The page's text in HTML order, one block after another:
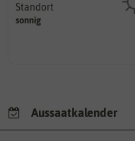
Standort
sonnig
Pflanze? (schattig, halbschattig,
sonnig, vollsonnig)
Aussaatkalender